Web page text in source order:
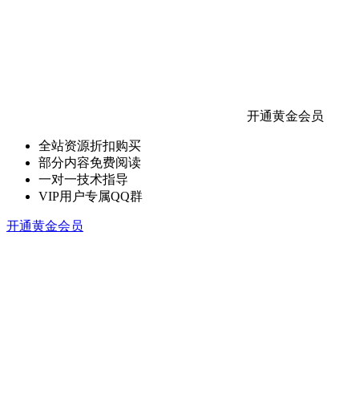
开通黄金会员
全站资源折扣购买
部分内容免费阅读
一对一技术指导
VIP用户专属QQ群
开通黄金会员